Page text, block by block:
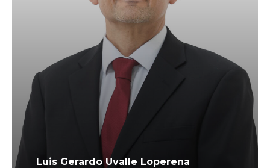
Luis Gerardo Uvalle Loperena